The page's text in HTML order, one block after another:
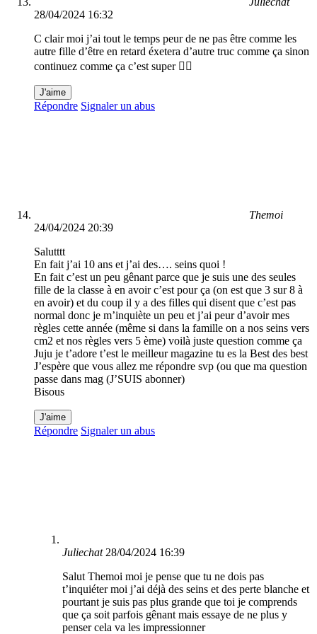
28/04/2024 16:32
C clair moi j’ai tout le temps peur de ne pas être comme les
autre fille d’être en retard éxetera d’autre truc comme ça sinon
continuez comme ça c’est super 👍🏼
J'aime
Répondre Signaler un abus
Themoi
24/04/2024 20:39
Salutttt
En fait j’ai 10 ans et j’ai des…. seins quoi !
En fait c’est un peu gênant parce que je suis une des seules
fille de la classe à en avoir c’est pour ça (on est que 3 sur 8 à
en avoir) et du coup il y a des filles qui disent que c’est pas
normal donc je m’inquiète un peu et j’ai peur d’avoir mes
règles cette année (même si dans la famille on a nos seins vers
cm2 et nos règles vers 5 ème) voilà juste question comme ça
Juju je t’adore t’est le meilleur magazine tu es la Best des best
J’espère que vous allez me répondre svp (ou que ma question
passe dans mag (J’SUIS abonner)
Bisous
J'aime
Répondre Signaler un abus
Juliechat 28/04/2024 16:39
Salut Themoi moi je pense que tu ne dois pas
t’inquiéter moi j’ai déjà des seins et des perte blanche et
pourtant je suis pas plus grande que toi je comprends
que ça soit parfois gênant mais essaye de ne plus y
penser cela va les impressionner